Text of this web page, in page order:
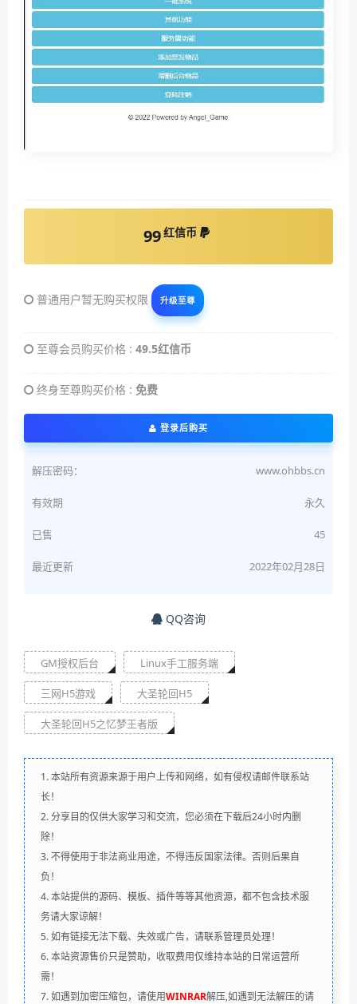
99红信币
普通用户暂无购买权限 升级至尊
至尊会员购买价格 : 49.5红信币
终身至尊购买价格 : 免费
登录后购买
解压密码： www.ohbbs.cn
有效期 永久
已售 45
最近更新 2022年02月28日
QQ咨询
GM授权后台 Linux手工服务端
三网H5游戏 大圣轮回H5
大圣轮回H5之忆梦王者版
1. 本站所有资源来源于用户上传和网络，如有侵权请邮件联系站
长！
2. 分享目的仅供大家学习和交流，您必须在下载后24小时内删
除！
3. 不得使用于非法商业用途，不得违反国家法律。否则后果自
负！
4. 本站提供的源码、模板、插件等等其他资源，都不包含技术服
务请大家谅解！
5. 如有链接无法下载、失效或广告，请联系管理员处理！
6. 本站资源售价只是赞助，收取费用仅维持本站的日常运营所
需！
7. 如遇到加密压缩包，请使用WINRAR解压,如遇到无法解压的请